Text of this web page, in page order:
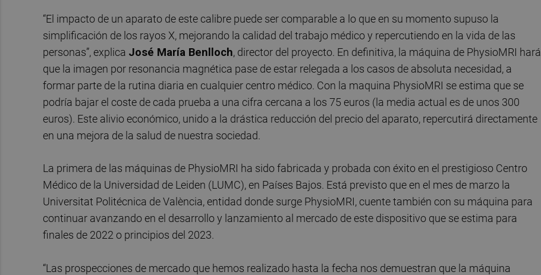
“El impacto de un aparato de este calibre puede ser comparable a lo que en su momento supuso la
simplificación de los rayos X, mejorando la calidad del trabajo médico y repercutiendo en la vida de las
personas”, explica José María Benlloch, director del proyecto. En definitiva, la máquina de PhysioMRI hará
que la imagen por resonancia magnética pase de estar relegada a los casos de absoluta necesidad, a
formar parte de la rutina diaria en cualquier centro médico. Con la maquina PhysioMRI se estima que se
podría bajar el coste de cada prueba a una cifra cercana a los 75 euros (la media actual es de unos 300
euros). Este alivio económico, unido a la drástica reducción del precio del aparato, repercutirá directamente
en una mejora de la salud de nuestra sociedad.
La primera de las máquinas de PhysioMRI ha sido fabricada y probada con éxito en el prestigioso Centro
Médico de la Universidad de Leiden (LUMC), en Países Bajos. Está previsto que en el mes de marzo la
Universitat Politécnica de València, entidad donde surge PhysioMRI, cuente también con su máquina para
continuar avanzando en el desarrollo y lanzamiento al mercado de este dispositivo que se estima para
finales de 2022 o principios del 2023.
“Las prospecciones de mercado que hemos realizado hasta la fecha nos demuestran que la máquina